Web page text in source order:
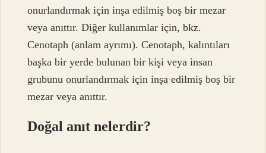
onurlandırmak için inşa edilmiş boş bir mezar
veya anıttır. Diğer kullanımlar için, bkz.
Cenotaph (anlam ayrımı). Cenotaph, kalıntıları
başka bir yerde bulunan bir kişi veya insan
grubunu onurlandırmak için inşa edilmiş boş bir
mezar veya anıttır.
Doğal anıt nelerdir?